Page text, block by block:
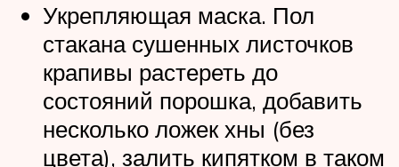
Укрепляющая маска. Пол
стакана сушенных листочков
крапивы растереть до
состояний порошка, добавить
несколько ложек хны (без
цвета), залить кипятком в таком